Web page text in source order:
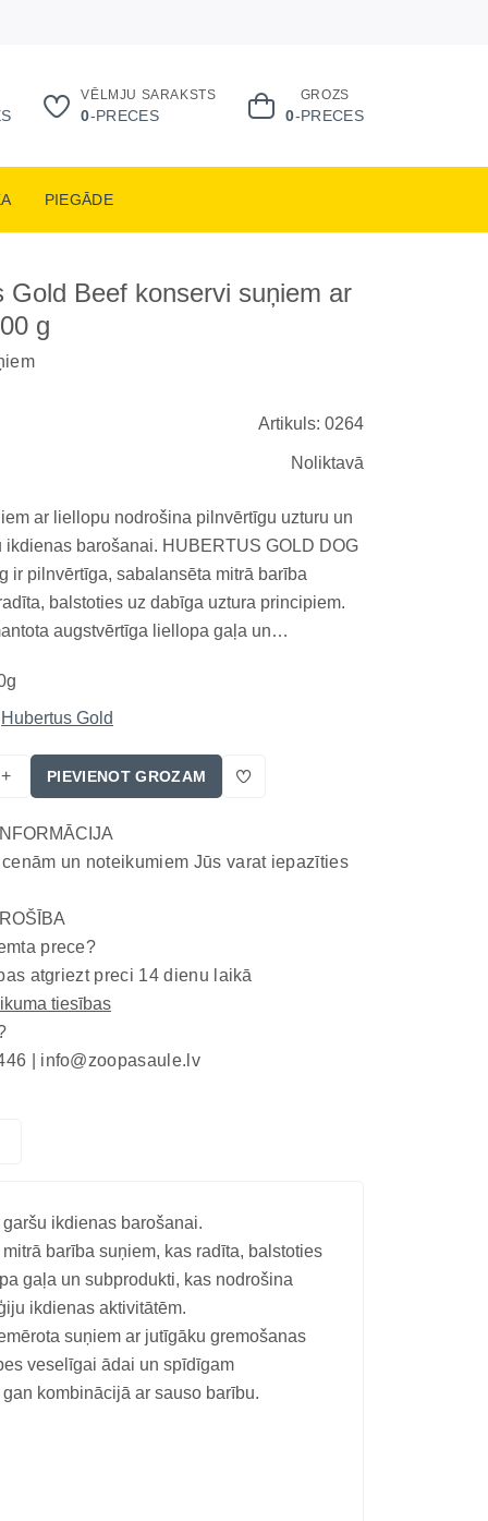
VĒLMJU SARAKSTS
0-PRECES
GROZS
0-PRECES
PIEGĀDE
Gold Beef konservi suņiem ar
g
Artikuls: 0264
Noliktavā
ar liellopu nodrošina pilnvērtīgu uzturu un
ikdienas barošanai. HUBERTUS GOLD DOG
ir pilnvērtīga, sabalansēta mitrā barība
balstoties uz dabīga uztura principiem.
augstvērtīga liellopa gaļa un
minerālvielas un enerģiju ikdienas
Hubertus Gold
+ PIEVIENOT GROZAM
un noteikumiem Jūs varat iepazīties
prece?
atgriezt preci 14 dienu laikā
tiesības
| info@zoopasaule.lv
ikdienas barošanai.
barība suņiem, kas radīta, balstoties
gaļa un subprodukti, kas nodrošina
ikdienas aktivitātēm.
suņiem ar jutīgāku gremošanas
veselīgai ādai un spīdīgam
kombinācijā ar sauso barību.